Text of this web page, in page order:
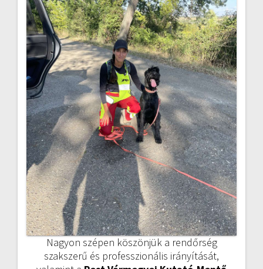
Nagyon szépen köszönjük a rendőrség
szakszerű és professzionális irányítását,